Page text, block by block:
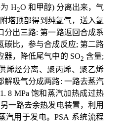
H2O 和甲醇) 分离出来，气
塔顶部得到纯氢气，送入氢
分出三路: 第一路返回合成系
碳比，参与合成反应; 第二路
器，降低尾气中的 SO2 含量;
烯烃分离、聚丙烯、聚乙烯
解吸气分成两路: 一路去蒸汽
1. 8 MPa饱和蒸汽加热成过热
一路去余热发电装置，利用
汽用于发电。PSA 系统流程